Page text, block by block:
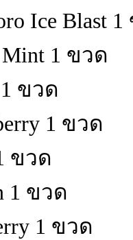
Ice Blast
1 ขวด
ขวด
1 ขวด
ขวด
1 ขวด
1 ขวด